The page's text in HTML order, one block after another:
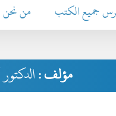
جميع الكتب من نحن
مؤلف :